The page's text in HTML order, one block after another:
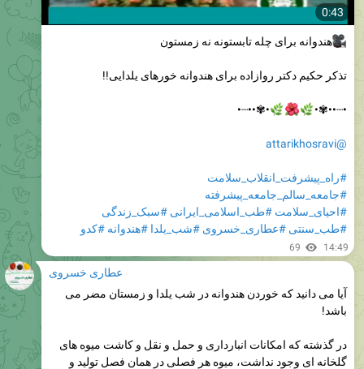
0:43
هندوانه برای چله تابستونه نه زمستون
تذکر حکیم دکتر روازاده برای هندوانه خورهای یلدایی!!
•┈••✾•
•✾••┈•
@attarikhosravi
#راه_پیشرفت_انقلاب_سلامت
#جامعه_سالم_جامعه_پیشرفته
#احیای_سلامت #طب_اسلامی_ایرانی #سبک_زندگی
#طب_سنتی #عطاری_خسروی #شب_یلدا #هندوانه #کدو
69 14:49
عطاری خسروی
آیا می دانید که خوردن هندوانه در شب یلدا و زمستان مضر می
باشد!
در گذشته که امکانات انبارداری و حمل و نقل و کاشت میوه های
گلخانه ای وجود نداشت، میوه هر فصلی در همان فصل تولید و